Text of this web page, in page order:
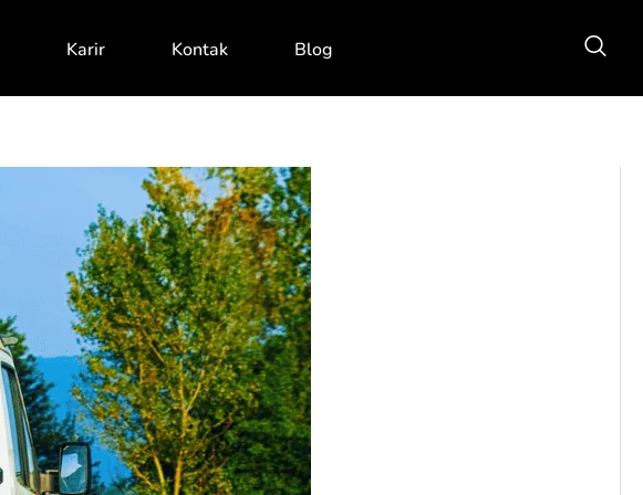
Karir Kontak Blog